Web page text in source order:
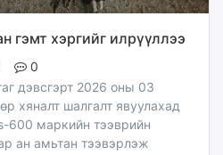
гэмт хэргийг илрүүллээ
0
дэвсгэрт 2026 оны 03
хяналт шалгалт явуулахад
600 маркийн тээврийн
ан амьтан тээвэрлэж